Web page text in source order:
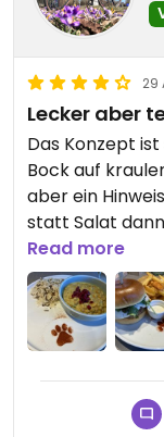
29
Lecker aber
Das Konzept
Bock auf
aber ein
statt Salat
Portion Curry
Kinderportion
Katzen waren
Updated from
Read more